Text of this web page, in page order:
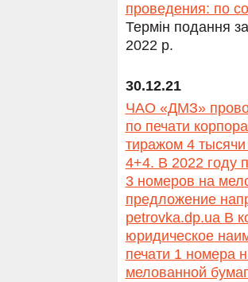
проведения: по
Термін подання
2022 р.
30.12.21
ЧАО «ДМЗ»
по печати
тиражом 4
4+4. В 2022 году
3 номеров на
предложение
petrovka.dp.ua В
юридическое
печати 1 номера
мелованной